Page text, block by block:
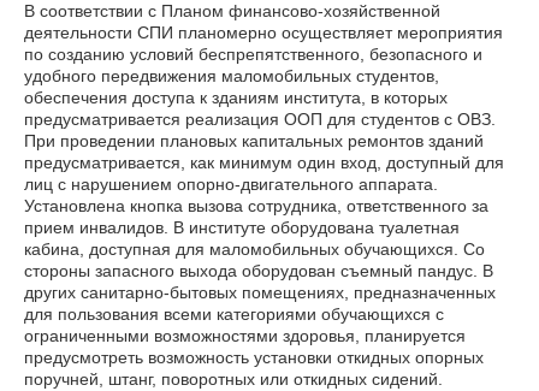
В соответствии с Планом финансово-хозяйственной
деятельности СПИ планомерно осуществляет мероприятия
по созданию условий беспрепятственного, безопасного и
удобного передвижения маломобильных студентов,
обеспечения доступа к зданиям института, в которых
предусматривается реализация ООП для студентов с ОВЗ.
При проведении плановых капитальных ремонтов зданий
предусматривается, как минимум один вход, доступный для
лиц с нарушением опорно-двигательного аппарата.
Установлена кнопка вызова сотрудника, ответственного за
прием инвалидов. В институте оборудована туалетная
кабина, доступная для маломобильных обучающихся. Со
стороны запасного выхода оборудован съемный пандус. В
других санитарно-бытовых помещениях, предназначенных
для пользования всеми категориями обучающихся с
ограниченными возможностями здоровья, планируется
предусмотреть возможность установки откидных опорных
поручней, штанг, поворотных или откидных сидений.